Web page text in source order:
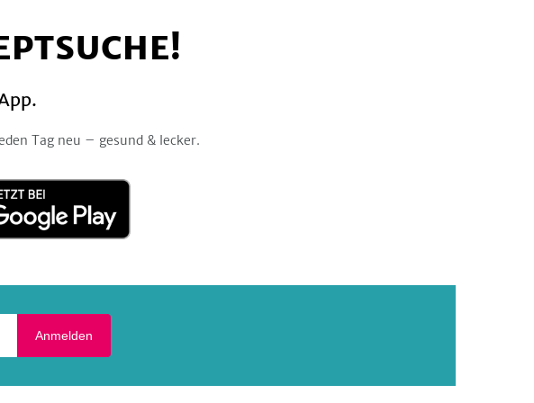
YouTube
Tag neu – gesund & lecker.
Anmelden